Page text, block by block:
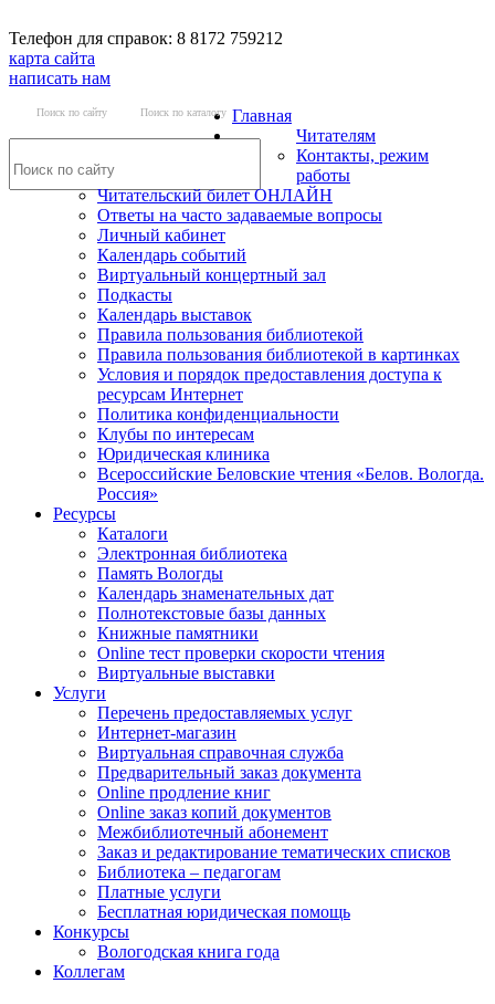
Телефон для справок: 8 8172 759212
карта сайта
написать нам
Поиск по сайту Поиск по каталогу Главная
Читателям
Контакты, режим
работы
Читательский билет ОНЛАЙН
Ответы на часто задаваемые вопросы
Личный кабинет
Календарь событий
Виртуальный концертный зал
Подкасты
Календарь выставок
Правила пользования библиотекой
Правила пользования библиотекой в картинках
Условия и порядок предоставления доступа к
ресурсам Интернет
Политика конфиденциальности
Клубы по интересам
Юридическая клиника
Всероссийские Беловские чтения «Белов. Вологда.
Россия»
Ресурсы
Каталоги
Электронная библиотека
Память Вологды
Календарь знаменательных дат
Полнотекстовые базы данных
Книжные памятники
Online тест проверки скорости чтения
Виртуальные выставки
Услуги
Перечень предоставляемых услуг
Интернет-магазин
Виртуальная справочная служба
Предварительный заказ документа
Online продление книг
Online заказ копий документов
Межбиблиотечный абонемент
Заказ и редактирование тематических списков
Библиотека – педагогам
Платные услуги
Бесплатная юридическая помощь
Конкурсы
Вологодская книга года
Коллегам